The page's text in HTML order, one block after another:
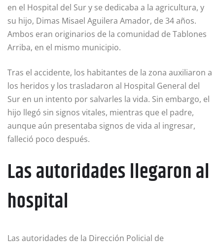
en el Hospital del Sur y se dedicaba a la agricultura, y
su hijo, Dimas Misael Aguilera Amador, de 34 años.
Ambos eran originarios de la comunidad de Tablones
Arriba, en el mismo municipio.
Tras el accidente, los habitantes de la zona auxiliaron a
los heridos y los trasladaron al Hospital General del
Sur en un intento por salvarles la vida. Sin embargo, el
hijo llegó sin signos vitales, mientras que el padre,
aunque aún presentaba signos de vida al ingresar,
falleció poco después.
Las autoridades llegaron al
hospital
Las autoridades de la Dirección Policial de